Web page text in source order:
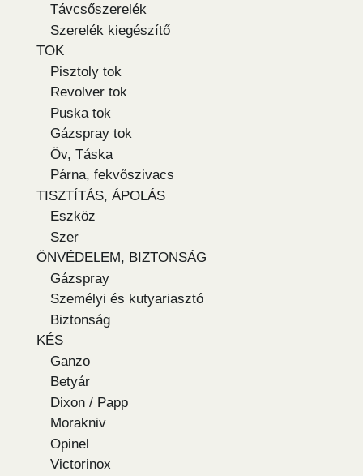
Távcsőszerelék
Szerelék kiegészítő
TOK
Pisztoly tok
Revolver tok
Puska tok
Gázspray tok
Öv, Táska
Párna, fekvőszivacs
TISZTÍTÁS, ÁPOLÁS
Eszköz
Szer
ÖNVÉDELEM, BIZTONSÁG
Gázspray
Személyi és kutyariasztó
Biztonság
KÉS
Ganzo
Betyár
Dixon / Papp
Morakniv
Opinel
Victorinox